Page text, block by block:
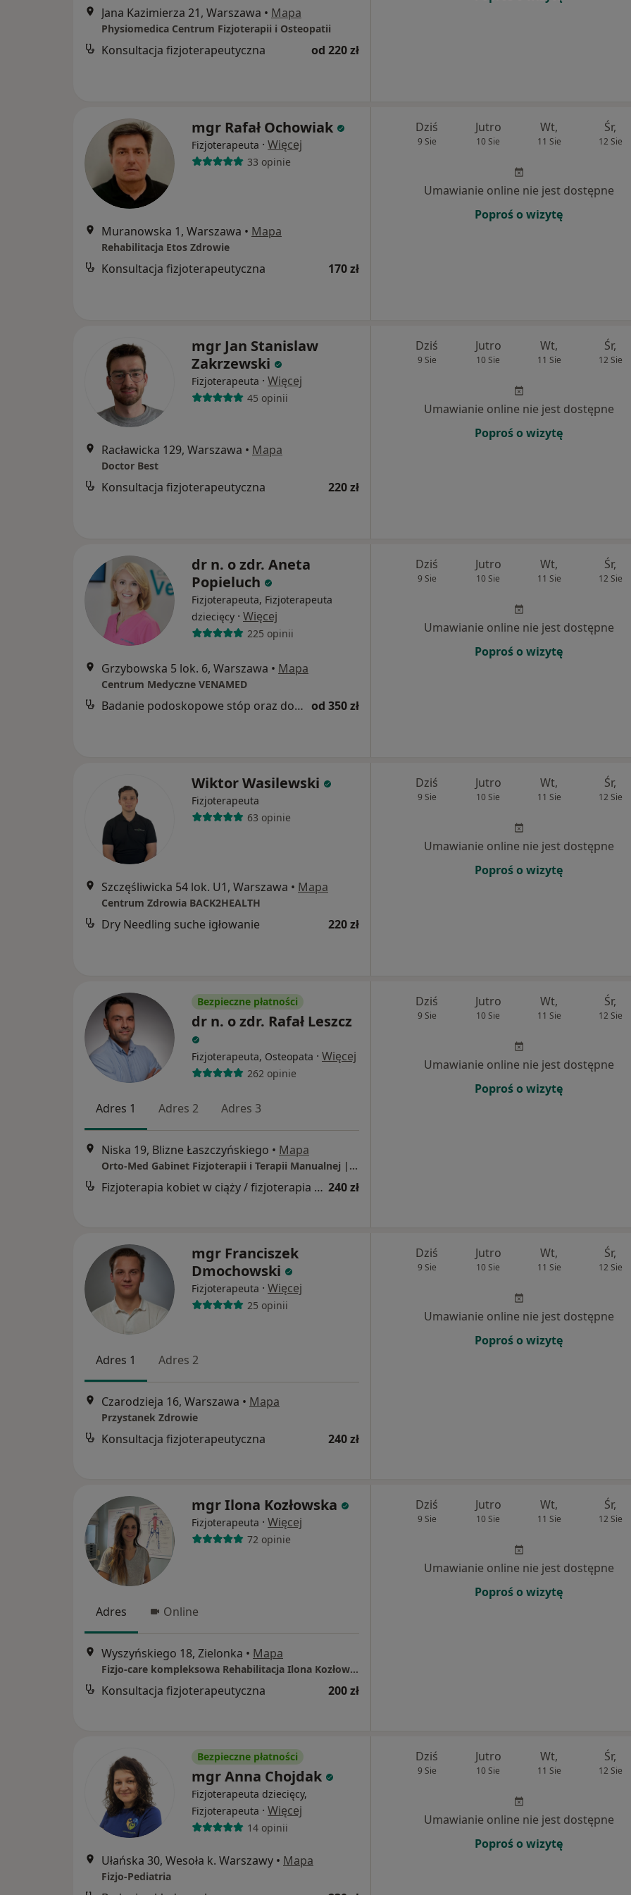
Jana Kazimierza 21, Warszawa • Mapa
Physiomedica Centrum Fizjoterapii i Osteopatii
Konsultacja fizjoterapeutyczna od 220 zł
mgr Rafał Ochowiak
Fizjoterapeuta · Więcej
33 opinie
Muranowska 1, Warszawa • Mapa
Rehabilitacja Etos Zdrowie
Konsultacja fizjoterapeutyczna 170 zł
Dziś
9 Sie
Jutro
10 Sie
Wt,
11 Sie
Śr,
12 Sie
Umawianie online nie jest dostępne
Poproś o wizytę
mgr Jan Stanislaw
Zakrzewski
Fizjoterapeuta · Więcej
45 opinii
Racławicka 129, Warszawa • Mapa
Doctor Best
Konsultacja fizjoterapeutyczna 220 zł
Dziś
9 Sie
Jutro
10 Sie
Wt,
11 Sie
Śr,
12 Sie
Umawianie online nie jest dostępne
Poproś o wizytę
dr n. o zdr. Aneta
Popieluch
Fizjoterapeuta, Fizjoterapeuta
dziecięcy · Więcej
225 opinii
Grzybowska 5 lok. 6, Warszawa • Mapa
Centrum Medyczne VENAMED
Badanie podoskopowe stóp oraz dobór i wykonanie indywidualnych wkładek od 350 zł
Dziś
9 Sie
Jutro
10 Sie
Wt,
11 Sie
Śr,
12 Sie
Umawianie online nie jest dostępne
Poproś o wizytę
Wiktor Wasilewski
Fizjoterapeuta
63 opinie
Szczęśliwicka 54 lok. U1, Warszawa • Mapa
Centrum Zdrowia BACK2HEALTH
Dry Needling suche igłowanie 220 zł
Dziś
9 Sie
Jutro
10 Sie
Wt,
11 Sie
Śr,
12 Sie
Umawianie online nie jest dostępne
Poproś o wizytę
Bezpieczne płatności
dr n. o zdr. Rafał Leszcz
Fizjoterapeuta, Osteopata · Więcej
262 opinie
Adres 1 Adres 2 Adres 3
Niska 19, Blizne Łaszczyńskiego • Mapa
Orto-Med Gabinet Fizjoterapii i Terapii Manualnej | Fizjoterapia Dzieci i Noworodków | Fizjoterapia Dorosłych| Leczenie bólu | Osteopatia |
Fizjoterapia kobiet w ciąży / fizjoterapia okołoporodowa 240 zł
Dziś
9 Sie
Jutro
10 Sie
Wt,
11 Sie
Śr,
12 Sie
Umawianie online nie jest dostępne
Poproś o wizytę
mgr Franciszek
Dmochowski
Fizjoterapeuta · Więcej
25 opinii
Adres 1 Adres 2
Czarodzieja 16, Warszawa • Mapa
Przystanek Zdrowie
Konsultacja fizjoterapeutyczna 240 zł
Dziś
9 Sie
Jutro
10 Sie
Wt,
11 Sie
Śr,
12 Sie
Umawianie online nie jest dostępne
Poproś o wizytę
mgr Ilona Kozłowska
Fizjoterapeuta · Więcej
72 opinie
Adres Online
Wyszyńskiego 18, Zielonka • Mapa
Fizjo-care kompleksowa Rehabilitacja Ilona Kozłowska
Konsultacja fizjoterapeutyczna 200 zł
Dziś
9 Sie
Jutro
10 Sie
Wt,
11 Sie
Śr,
12 Sie
Umawianie online nie jest dostępne
Poproś o wizytę
Bezpieczne płatności
mgr Anna Chojdak
Fizjoterapeuta dziecięcy,
Fizjoterapeuta · Więcej
14 opinii
Ułańska 30, Wesoła k. Warszawy • Mapa
Fizjo-Pediatria
Dziś
9 Sie
Jutro
10 Sie
Wt,
11 Sie
Śr,
12 Sie
Umawianie online nie jest dostępne
Poproś o wizytę